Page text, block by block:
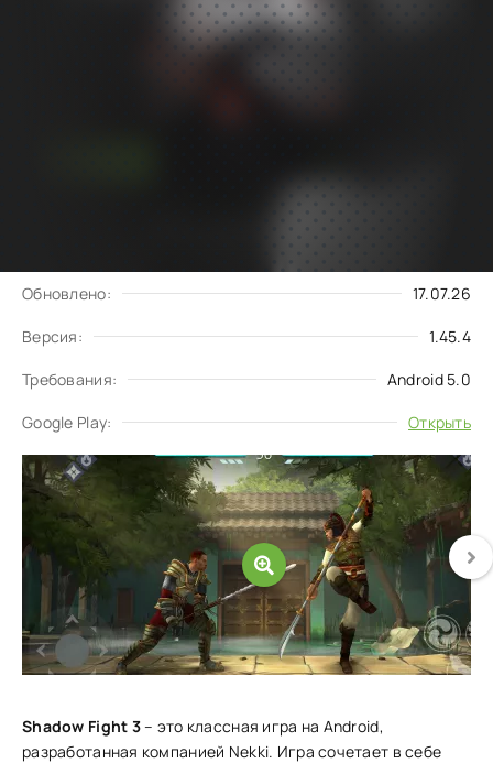
Обновлено: 17.07.26
Версия: 1.45.4
Требования: Android 5.0
Google Play: Открыть
Shadow Fight 3– это классная игра на Android,
разработанная компанией Nekki. Игра сочетает в себе